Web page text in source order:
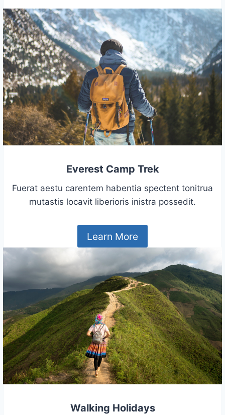
Everest Camp Trek
Fuerat aestu carentem habentia spectent tonitrua
mutastis locavit liberioris inistra possedit.
Learn More
Walking Holidays